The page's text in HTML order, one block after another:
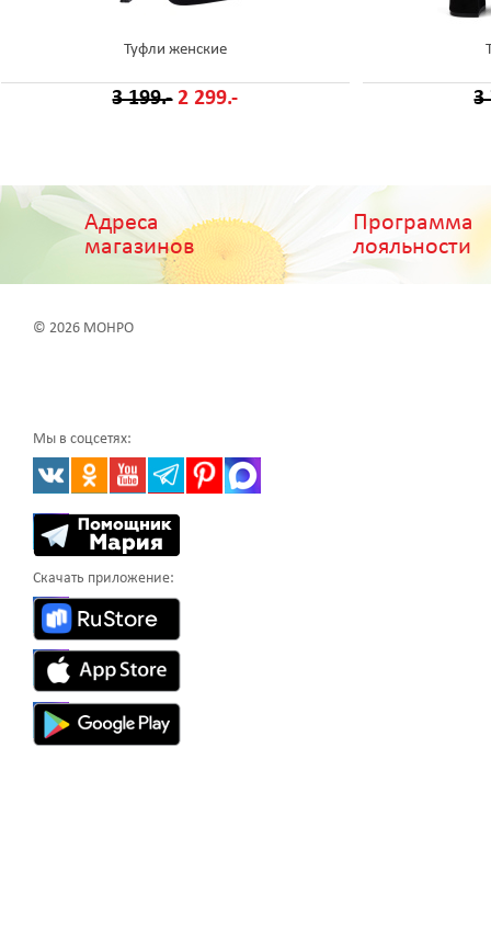
Туфли женские
3 199.- 2 299.- 3
Адреса
магазинов
Программа
лояльности
© 2026 МОНРО
Мы в соцсетях:
Скачать приложение: